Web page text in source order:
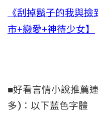
《刮掉鬍子的我與
市+戀愛+神待少女】
■好看言情小說推薦
多)：以下藍色字體